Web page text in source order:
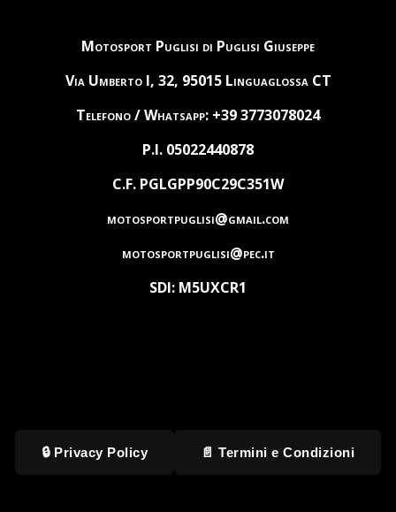
Motosport Puglisi di Puglisi Giuseppe
Via Umberto I, 32, 95015 Linguaglossa CT
Telefono / Whatsapp: +39 3773078024
P.I. 05022440878
C.F. PGLGPP90C29C351W
motosportpuglisi@gmail.com
motosportpuglisi@pec.it
SDI: M5UXCR1
🔒 Privacy Policy 📄 Termini e Condizioni